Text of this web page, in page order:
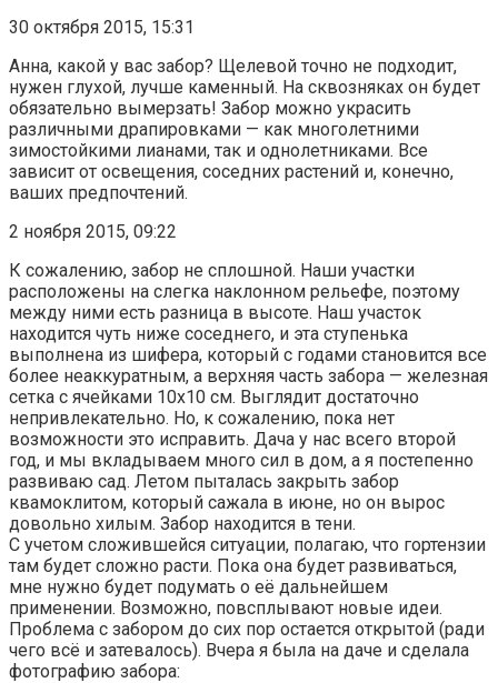
30 октября 2015, 15:31
Анна, какой у вас забор? Щелевой точно не подходит,
нужен глухой, лучше каменный. На сквозняках он будет
обязательно вымерзать! Забор можно украсить
различными драпировками — как многолетними
зимостойкими лианами, так и однолетниками. Все
зависит от освещения, соседних растений и, конечно,
ваших предпочтений.
2 ноября 2015, 09:22
К сожалению, забор не сплошной. Наши участки
расположены на слегка наклонном рельефе, поэтому
между ними есть разница в высоте. Наш участок
находится чуть ниже соседнего, и эта ступенька
выполнена из шифера, который с годами становится все
более неаккуратным, а верхняя часть забора — железная
сетка с ячейками 10х10 см. Выглядит достаточно
непривлекательно. Но, к сожалению, пока нет
возможности это исправить. Дача у нас всего второй
год, и мы вкладываем много сил в дом, а я постепенно
развиваю сад. Летом пыталась закрыть забор
квамоклитом, который сажала в июне, но он вырос
довольно хилым. Забор находится в тени.
С учетом сложившейся ситуации, полагаю, что гортензии
там будет сложно расти. Пока она будет развиваться,
мне нужно будет подумать о её дальнейшем
применении. Возможно, повсплывают новые идеи.
Проблема с забором до сих пор остается открытой (ради
чего всё и затевалось). Вчера я была на даче и сделала
фотографию забора: